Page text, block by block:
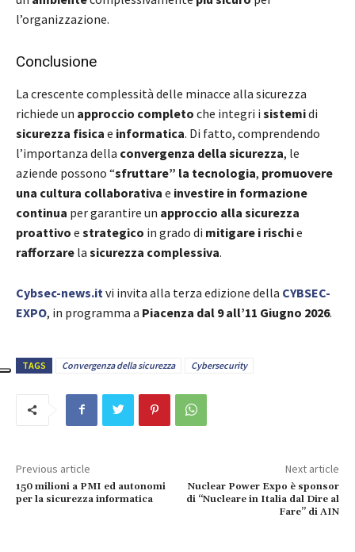
l’organizzazione.
Conclusione
La crescente complessità delle minacce alla sicurezza
richiede un approccio completo che integri i sistemidi
sicurezza fisica e informatica. Di fatto, comprendendo
l’importanza della convergenza della sicurezza, le
aziende possono “sfruttare” la tecnologia, promuovere
una cultura collaborativa e investire in formazione
continua per garantire un approccio alla sicurezza
proattivo e strategico in grado di mitigare i rischie
rafforzare la sicurezza complessiva.
Cybsec-news.it vi invita alla terza edizione della CYBSEC-
EXPO, in programma a Piacenza dal 9 all’11 Giugno 2026.
TAGS Convergenza della sicurezza Cybersecurity
Previous article
150 milioni a PMI ed autonomi
per la sicurezza informatica
Next article
Nuclear Power Expo è sponsor
di “Nucleare in Italia dal Dire al
Fare” di AIN